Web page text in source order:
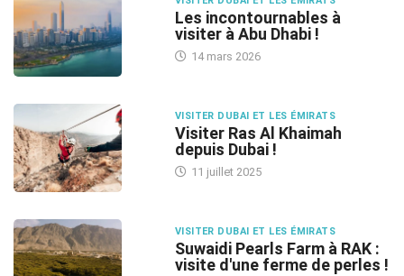
Les incontournables à
visiter à Abu Dhabi !
14 mars 2026
VISITER DUBAI ET LES ÉMIRATS
Visiter Ras Al Khaimah
depuis Dubai !
11 juillet 2025
VISITER DUBAI ET LES ÉMIRATS
Suwaidi Pearls Farm à RAK :
visite d'une ferme de perles !